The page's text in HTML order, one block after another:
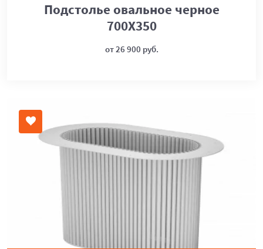
Подстолье овальное черное
700Х350
от 26 900 руб.